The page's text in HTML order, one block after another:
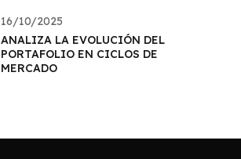
16/10/2025
ANALIZA LA EVOLUCIÓN DEL
PORTAFOLIO EN CICLOS DE
MERCADO